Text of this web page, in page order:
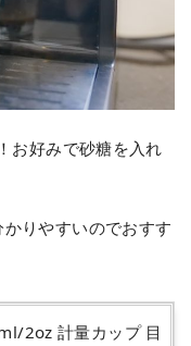
お好みで砂糖を入れ
りやすいのでおすす
2oz 計量カップ 目